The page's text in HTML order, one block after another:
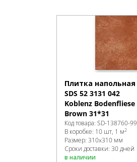
Плитка напольная
SDS 52 3131 042
Koblenz Bodenfliese
Brown 31*31
Код товара: SD-138760-99
В коробке: 10 шт, 1 м2
Размер: 310x310 мм
Сроки доставки: 30 дней
в наличии